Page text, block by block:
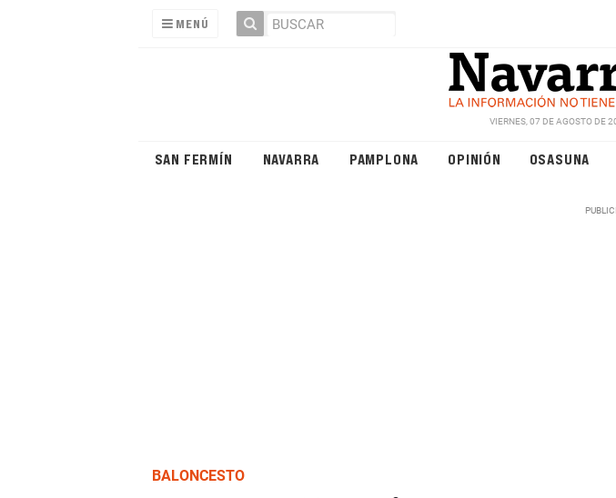
MENÚ
VIERNES, 07 DE AGOSTO DE
SAN FERMÍN NAVARRA PAMPLONA OPINIÓN OSASUNA
BALONCESTO